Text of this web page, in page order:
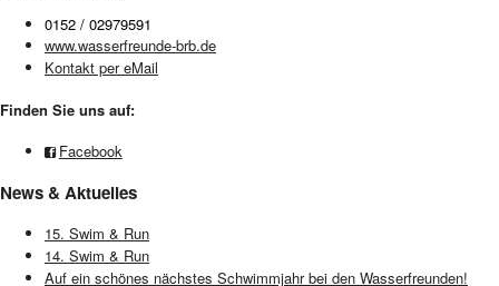
0152 / 02979591
www.wasserfreunde-brb.de
Kontakt per eMail
Finden Sie uns auf:
Facebook
News & Aktuelles
15. Swim & Run
14. Swim & Run
Auf ein schönes nächstes Schwimmjahr bei den Wasserfreunden!